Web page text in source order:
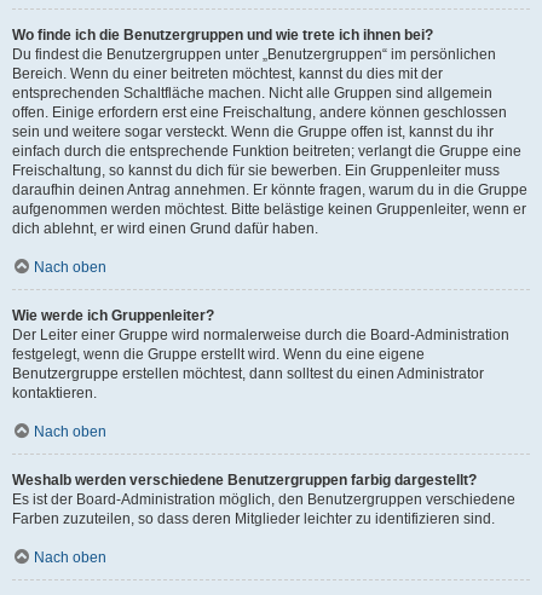
Wo finde ich die Benutzergruppen und wie trete ich ihnen bei?
Du findest die Benutzergruppen unter „Benutzergruppen“ im persönlichen
Bereich. Wenn du einer beitreten möchtest, kannst du dies mit der
entsprechenden Schaltfläche machen. Nicht alle Gruppen sind allgemein
offen. Einige erfordern erst eine Freischaltung, andere können geschlossen
sein und weitere sogar versteckt. Wenn die Gruppe offen ist, kannst du ihr
einfach durch die entsprechende Funktion beitreten; verlangt die Gruppe eine
Freischaltung, so kannst du dich für sie bewerben. Ein Gruppenleiter muss
daraufhin deinen Antrag annehmen. Er könnte fragen, warum du in die Gruppe
aufgenommen werden möchtest. Bitte belästige keinen Gruppenleiter, wenn er
dich ablehnt, er wird einen Grund dafür haben.
Nach oben
Wie werde ich Gruppenleiter?
Der Leiter einer Gruppe wird normalerweise durch die Board-Administration
festgelegt, wenn die Gruppe erstellt wird. Wenn du eine eigene
Benutzergruppe erstellen möchtest, dann solltest du einen Administrator
kontaktieren.
Nach oben
Weshalb werden verschiedene Benutzergruppen farbig dargestellt?
Es ist der Board-Administration möglich, den Benutzergruppen verschiedene
Farben zuzuteilen, so dass deren Mitglieder leichter zu identifizieren sind.
Nach oben